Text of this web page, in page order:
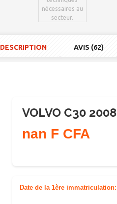
DESCRIPTION AVIS (62)
VOLVO C30 2008
nan F CFA
Date de la 1ère immatriculation: